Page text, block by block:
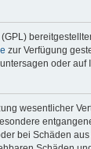
(GPL)
zur Verfügung
oder auf
wesentlicher
bei Schäden